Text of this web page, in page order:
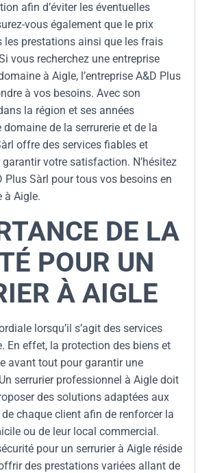
afin d’éviter les éventuelles
vous également que le prix
les prestations ainsi que les frais
vous recherchez une entreprise
à Aigle, l’entreprise A&D Plus
à vos besoins. Avec son
la région et ses années
domaine de la serrurerie et de la
offre des services fiables et
votre satisfaction. N’hésitez
Plus Sàrl pour tous vos besoins en
à Aigle.
DE LA
POUR UN
À AIGLE
lorsqu’il s’agit des services
En effet, la protection des biens et
avant tout pour garantir une
serrurier professionnel à Aigle doit
des solutions adaptées aux
chaque client afin de renforcer la
ou de leur local commercial.
pour un serrurier à Aigle réside
des prestations variées allant de